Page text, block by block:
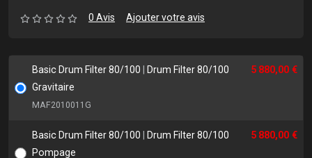
0 Avis Ajouter votre avis
Basic Drum Filter 80/100
Drum Filter 80/100
Gravitaire
MAF2010011G
5 880,00 €
Basic Drum Filter 80/100
Drum Filter 80/100
Pompage
5 880,00 €